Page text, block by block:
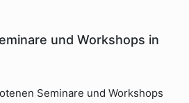
und Workshops in
Seminare und Workshops